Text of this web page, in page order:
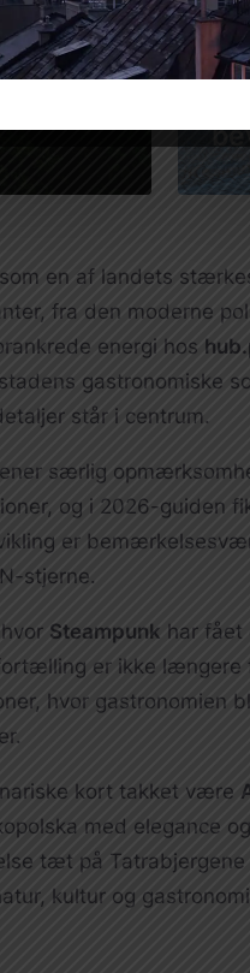
med et
en af landets
fra den moderne
energi hos
gastronomiske
står i centrum.
særlig
og i 2026-guiden
er
stjerne.
Steampunk har fået
er ikke længere
hvor gastronomien
kort takket være
med elegance
tæt på
kultur og